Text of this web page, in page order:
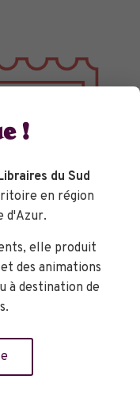
!
du Sud
en région
d'Azur.
elle produit
des animations
à destination de